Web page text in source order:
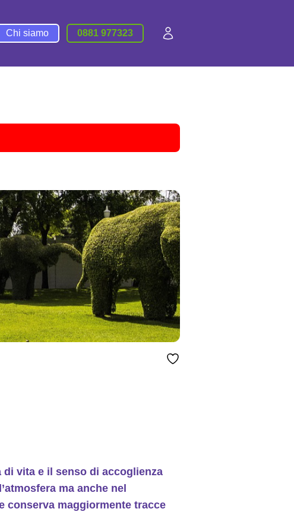
Chi siamo 0881 977323
di vita e il senso di accoglienza
ma anche nel
conserva maggiormente tracce